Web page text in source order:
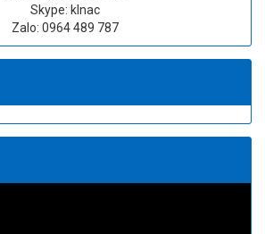
Skype: klnac
Zalo: 0964 489 787